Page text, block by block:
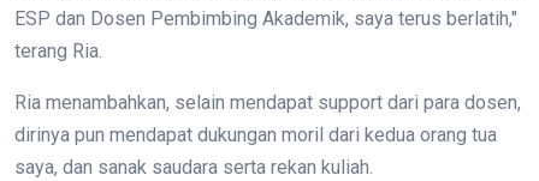
ESP dan Dosen Pembimbing Akademik, saya terus berlatih,"
terang Ria.
Ria menambahkan, selain mendapat support dari para dosen,
dirinya pun mendapat dukungan moril dari kedua orang tua
saya, dan sanak saudara serta rekan kuliah.